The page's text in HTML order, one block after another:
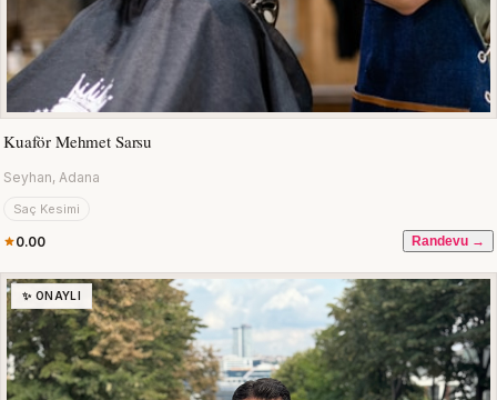
Kuaför Mehmet Sarsu
Seyhan, Adana
Saç Kesimi
0.00 Randevu →
✨ ONAYLI